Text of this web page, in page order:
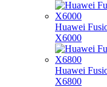
Huawei
X6000
Huawei
X6800